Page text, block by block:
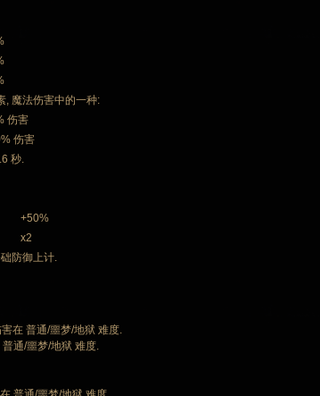
, 魔法伤害中的一种:
伤害
伤害
秒.
+50%
x2
防御上计.
在 普通/噩梦/地狱 难度.
通/噩梦/地狱 难度.